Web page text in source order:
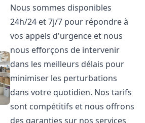
Nous sommes disponibles
24h/24 et 7j/7 pour répondre à
vos appels d'urgence et nous
nous efforçons de intervenir
dans les meilleurs délais pour
minimiser les perturbations
dans votre quotidien. Nos tarifs
sont compétitifs et nous offrons
des garanties sur nos services